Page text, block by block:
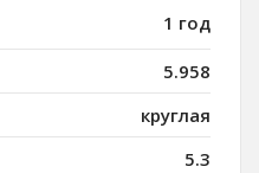
1 год
5.958
круглая
5.3